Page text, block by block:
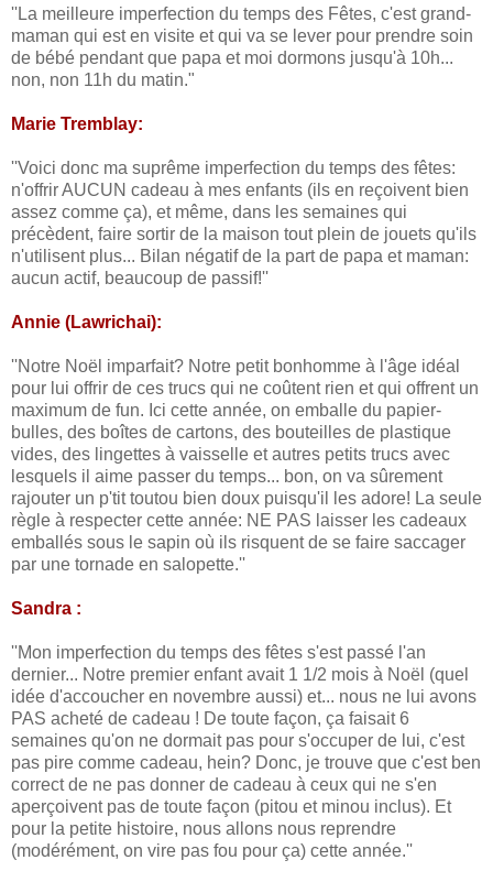
''La meilleure imperfection du temps des Fêtes, c'est grand-
maman qui est en visite et qui va se lever pour prendre soin
de bébé pendant que papa et moi dormons jusqu'à 10h...
non, non 11h du matin."
Marie Tremblay:
''Voici donc ma suprême imperfection du temps des fêtes:
n'offrir AUCUN cadeau à mes enfants (ils en reçoivent bien
assez comme ça), et même, dans les semaines qui
précèdent, faire sortir de la maison tout plein de jouets qu'ils
n'utilisent plus... Bilan négatif de la part de papa et maman:
aucun actif, beaucoup de passif!''
Annie (Lawrichai):
''Notre Noël imparfait? Notre petit bonhomme à l'âge idéal
pour lui offrir de ces trucs qui ne coûtent rien et qui offrent un
maximum de fun. Ici cette année, on emballe du papier-
bulles, des boîtes de cartons, des bouteilles de plastique
vides, des lingettes à vaisselle et autres petits trucs avec
lesquels il aime passer du temps... bon, on va sûrement
rajouter un p'tit toutou bien doux puisqu'il les adore! La seule
règle à respecter cette année: NE PAS laisser les cadeaux
emballés sous le sapin où ils risquent de se faire saccager
par une tornade en salopette.''
Sandra :
''Mon imperfection du temps des fêtes s'est passé l'an
dernier... Notre premier enfant avait 1 1/2 mois à Noël (quel
idée d'accoucher en novembre aussi) et... nous ne lui avons
PAS acheté de cadeau ! De toute façon, ça faisait 6
semaines qu'on ne dormait pas pour s'occuper de lui, c'est
pas pire comme cadeau, hein? Donc, je trouve que c'est ben
correct de ne pas donner de cadeau à ceux qui ne s'en
aperçoivent pas de toute façon (pitou et minou inclus). Et
pour la petite histoire, nous allons nous reprendre
(modérément, on vire pas fou pour ça) cette année.''